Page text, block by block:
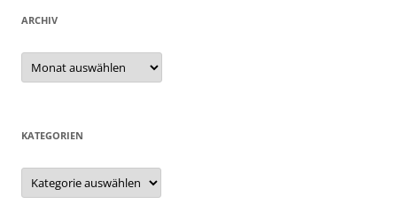
ARCHIV
Archiv
KATEGORIEN
Kategorien